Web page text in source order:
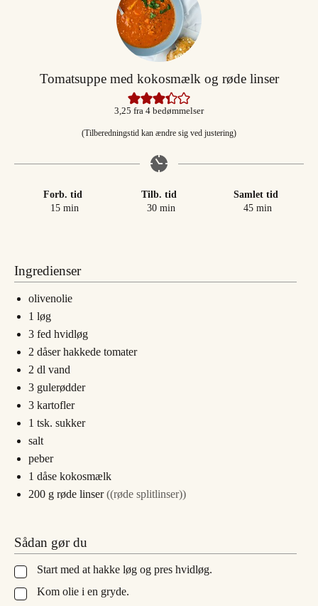
Tomatsuppe med kokosmælk og røde linser
3,25 fra 4 bedømmelser
(Tilberedningstid kan ændre sig ved justering)
Forb. tid
15minutter
min
Tilb. tid
30minutter
min
Samlet tid
45minutter
min
Ingredienser
olivenolie
1 løg
3 fed hvidløg
2 dåser hakkede tomater
2 dl vand
3 gulerødder
3 kartofler
1 tsk. sukker
salt
peber
1 dåse kokosmælk
200 g røde linser ((røde splitlinser))
Sådan gør du
▢
Start med at hakke løg og pres hvidløg.
▢
Kom olie i en gryde.